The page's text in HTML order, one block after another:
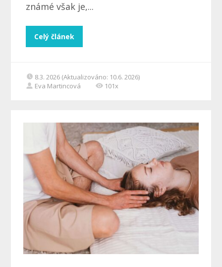
známé však je,...
Celý článek
8.3. 2026 (Aktualizováno: 10.6. 2026)
Eva Martincová
101x